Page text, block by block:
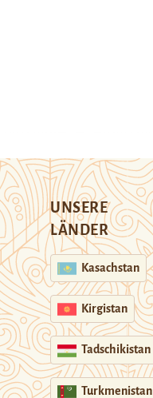
UNSERE
LÄNDER
Kasachstan
Kirgistan
Tadschikistan
Turkmenistan